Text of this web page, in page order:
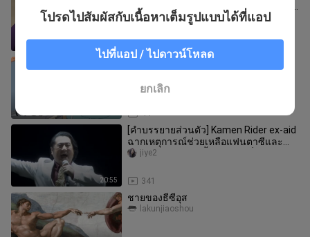
ตอนที่ 3 - ตอนที่ 2 "ฉันไปโรงเรียนไม่ได้!
หางานทำไม่ได้!"
zidongjiyoushengshu
วีลแชร์ตัวน้อยของ Susie และชีวิตใน
44
shijiaozistewie
20:55
[คำบรรยายส่วนตัว] Kamen Rider ex-aid
ฉากเหตุการณ์ช่วยเหลือแฟนตาซีและ
การปรากฏตัวอีกครั้งของฉากที่โด่ง
341
jiye2
ชายของธีซีอุส
lakunjiaoshou
โปรดไปสัมผัสกับเนื้อหาเต็มรูปแบบได้ที่แอป
ไปที่แอป / ไปดาวน์โหลด
ยกเลิก